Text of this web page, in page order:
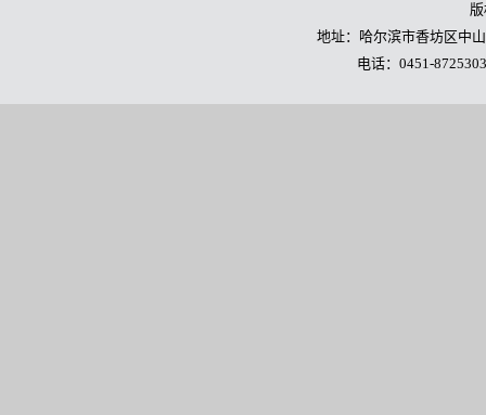
地址：哈尔滨市香坊区中
电话：0451-